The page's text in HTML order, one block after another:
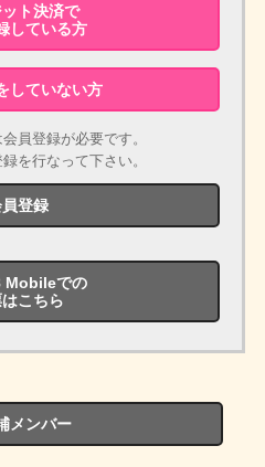
ト決済で
している方
していない方
員登録が必要です。
を行なって下さい。
登録
Mobileでの
こちら
メンバー